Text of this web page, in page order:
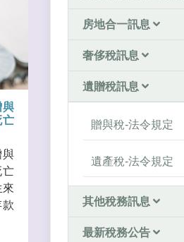
與
亡
與
亡
房地合一訊息
奢侈稅訊息
遺贈稅訊息
贈與稅-法令規定
遺產稅-法令規定
其他稅務訊息
最新稅務公告